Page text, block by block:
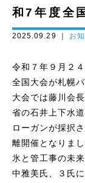
和7年度全
2025.09.29 ｜ お
令和７年９月２
全国大会が札幌
大会では藤川会
省の石井上下水
ローガンが採択
離開催となりま
氷と管工事の未
中雅美氏、３氏